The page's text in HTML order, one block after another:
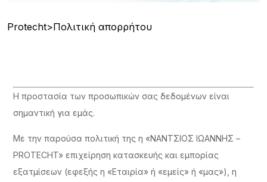
Protecht>Πολιτική απορρήτου
Η προστασία των προσωπικών σας δεδομένων είναι
σημαντική για εμάς.
Με την παρούσα πολιτική της η «ΝΑΝΤΣΙΟΣ ΙΩΑΝΝΗΣ –
PROTECHT» επιχείρηση κατασκευής και εμπορίας
εξατμίσεων (εφεξής η «Εταιρία» ή «εμείς» ή «μας»), η